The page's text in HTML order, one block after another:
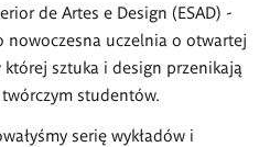
de Artes e Design (ESAD) -
nowoczesna uczelnia o otwartej
sztuka i design przenikają
studentów.
serię wykładów i